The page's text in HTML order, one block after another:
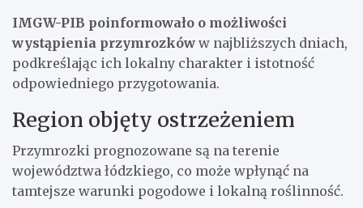
IMGW-PIB poinformowało o możliwości
wystąpienia przymrozków w najbliższych dniach,
podkreślając ich lokalny charakter i istotność
odpowiedniego przygotowania.
Region objęty ostrzeżeniem
Przymrozki prognozowane są na terenie
województwa łódzkiego, co może wpłynąć na
tamtejsze warunki pogodowe i lokalną roślinność.